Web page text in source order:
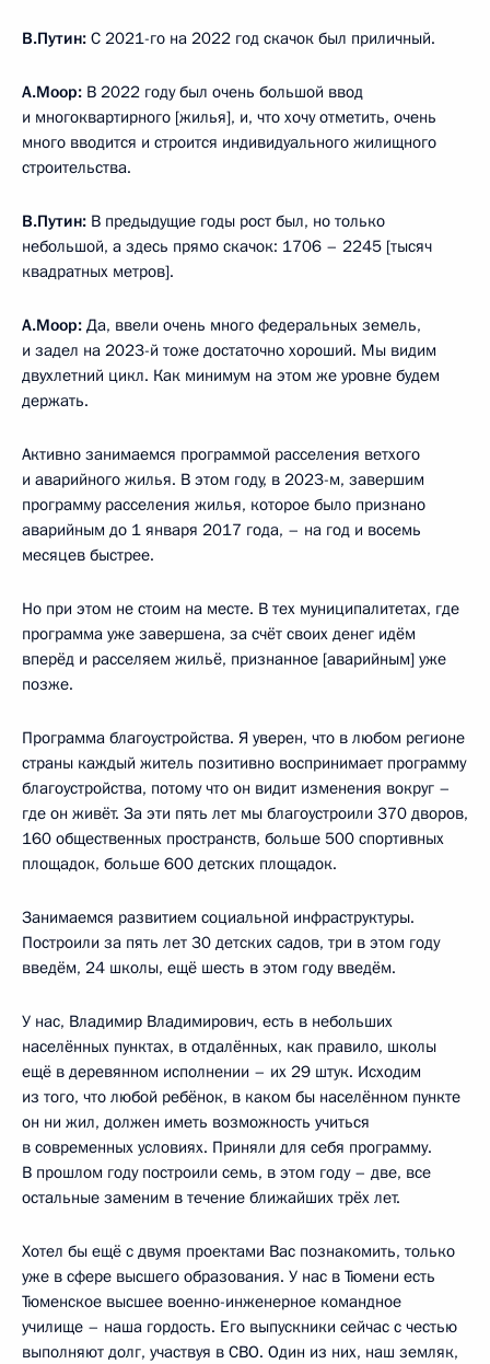
В.Путин: С 2021-го на 2022 год скачок был приличный.
А.Моор: В 2022 году был очень большой ввод
и многоквартирного [жилья], и, что хочу отметить, очень
много вводится и строится индивидуального жилищного
строительства.
В.Путин: В предыдущие годы рост был, но только
небольшой, а здесь прямо скачок: 1706 – 2245 [тысяч
квадратных метров].
А.Моор: Да, ввели очень много федеральных земель,
и задел на 2023-й тоже достаточно хороший. Мы видим
двухлетний цикл. Как минимум на этом же уровне будем
держать.
Активно занимаемся программой расселения ветхого
и аварийного жилья. В этом году, в 2023-м, завершим
программу расселения жилья, которое было признано
аварийным до 1 января 2017 года, – на год и восемь
месяцев быстрее.
Но при этом не стоим на месте. В тех муниципалитетах, где
программа уже завершена, за счёт своих денег идём
вперёд и расселяем жильё, признанное [аварийным] уже
позже.
Программа благоустройства. Я уверен, что в любом регионе
страны каждый житель позитивно воспринимает программу
благоустройства, потому что он видит изменения вокруг –
где он живёт. За эти пять лет мы благоустроили 370 дворов,
160 общественных пространств, больше 500 спортивных
площадок, больше 600 детских площадок.
Занимаемся развитием социальной инфраструктуры.
Построили за пять лет 30 детских садов, три в этом году
введём, 24 школы, ещё шесть в этом году введём.
У нас, Владимир Владимирович, есть в небольших
населённых пунктах, в отдалённых, как правило, школы
ещё в деревянном исполнении – их 29 штук. Исходим
из того, что любой ребёнок, в каком бы населённом пункте
он ни жил, должен иметь возможность учиться
в современных условиях. Приняли для себя программу.
В прошлом году построили семь, в этом году – две, все
остальные заменим в течение ближайших трёх лет.
Хотел бы ещё с двумя проектами Вас познакомить, только
уже в сфере высшего образования. У нас в Тюмени есть
Тюменское высшее военно-инженерное командное
училище – наша гордость. Его выпускники сейчас с честью
выполняют долг, участвуя в СВО. Один из них, наш земляк,